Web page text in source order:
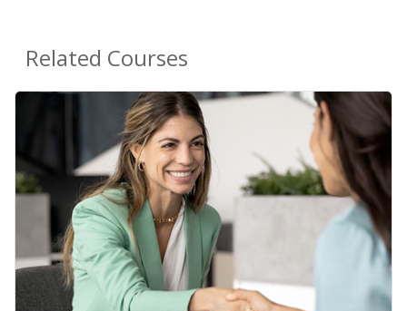
Related Courses